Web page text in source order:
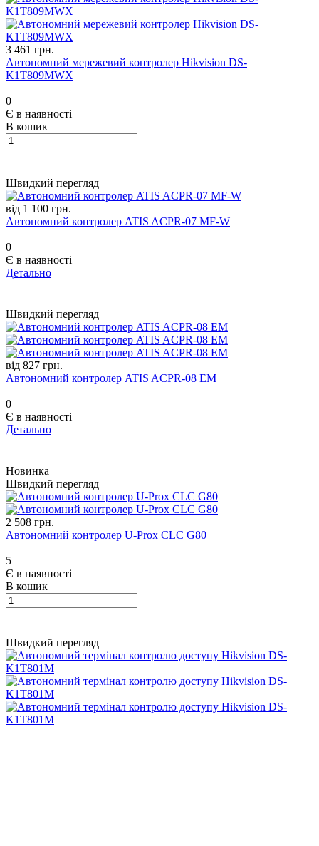
3 461 грн.
Автономний мережевий контролер Hikvision DS-
K1T809MWX
0
Є в наявності
В кошик
Швидкий перегляд
від 1 100 грн.
Автономний контролер ATIS ACPR-07 MF-W
0
Є в наявності
Детально
Швидкий перегляд
від 827 грн.
Автономний контролер ATIS ACPR-08 EM
0
Є в наявності
Детально
Новинка
Швидкий перегляд
2 508 грн.
Автономний контролер U-Prox CLC G80
5
Є в наявності
В кошик
Швидкий перегляд